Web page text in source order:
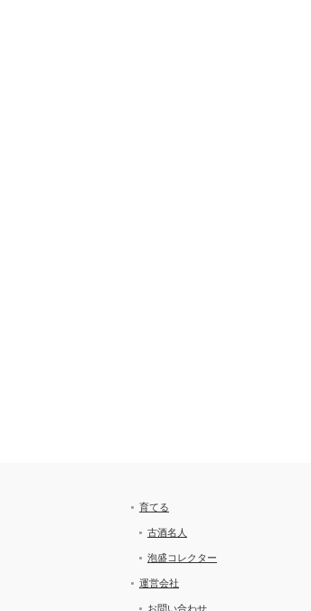
育てる
古酒名人
泡盛コレクター
運営会社
お問い合わせ